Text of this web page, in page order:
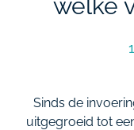
welke
Sinds de
uitgegroeid tot